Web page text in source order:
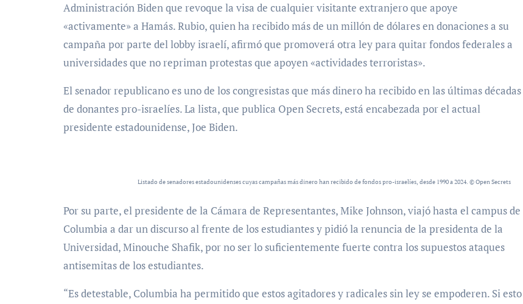
Administración Biden que revoque la visa de cualquier visitante extranjero que apoye
«activamente» a Hamás. Rubio, quien ha recibido más de un millón de dólares en donaciones a su
campaña por parte del lobby israelí, afirmó que promoverá otra ley para quitar fondos federales a
universidades que no repriman protestas que apoyen «actividades terroristas».
El senador republicano es uno de los congresistas que más dinero ha recibido en las últimas décadas
de donantes pro-israelíes. La lista, que publica Open Secrets, está encabezada por el actual
presidente estadounidense, Joe Biden.
Listado de senadores estadounidenses cuyas campañas más dinero han recibido de fondos pro-israelíes, desde 1990 a 2024. © Open Secrets
Por su parte, el presidente de la Cámara de Representantes, Mike Johnson, viajó hasta el campus de
Columbia a dar un discurso al frente de los estudiantes y pidió la renuncia de la presidenta de la
Universidad, Minouche Shafik, por no ser lo suficientemente fuerte contra los supuestos ataques
antisemitas de los estudiantes.
“Es detestable, Columbia ha permitido que estos agitadores y radicales sin ley se empoderen. Si esto